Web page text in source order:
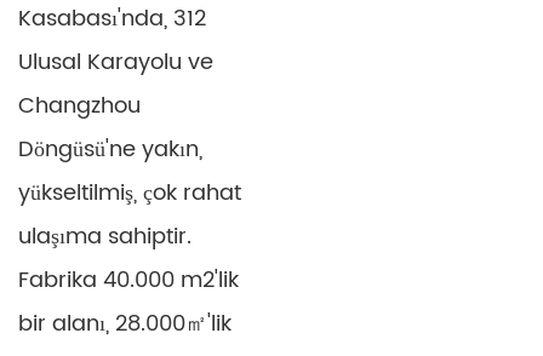
Kasabası'nda, 312
Ulusal Karayolu ve
Changzhou
Döngüsü'ne yakın,
yükseltilmiş, çok rahat
ulaşıma sahiptir.
Fabrika 40.000 m2'lik
bir alanı, 28.000㎡'lik